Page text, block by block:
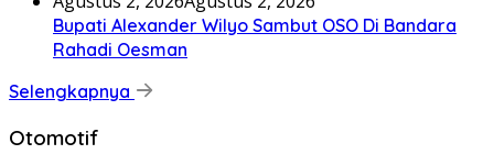
Bupati Alexander Wilyo Sambut OSO Di Bandara
Rahadi Oesman
Selengkapnya
Otomotif